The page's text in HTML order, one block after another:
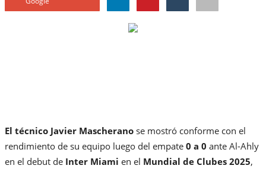
El técnico Javier Mascherano se mostró conforme con el
rendimiento de su equipo luego del empate 0 a 0 ante Al-Ahly
en el debut de Inter Miami en el Mundial de Clubes 2025,